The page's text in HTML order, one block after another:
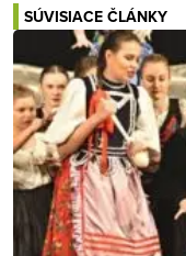
SÚVISIACE ČLÁNKY